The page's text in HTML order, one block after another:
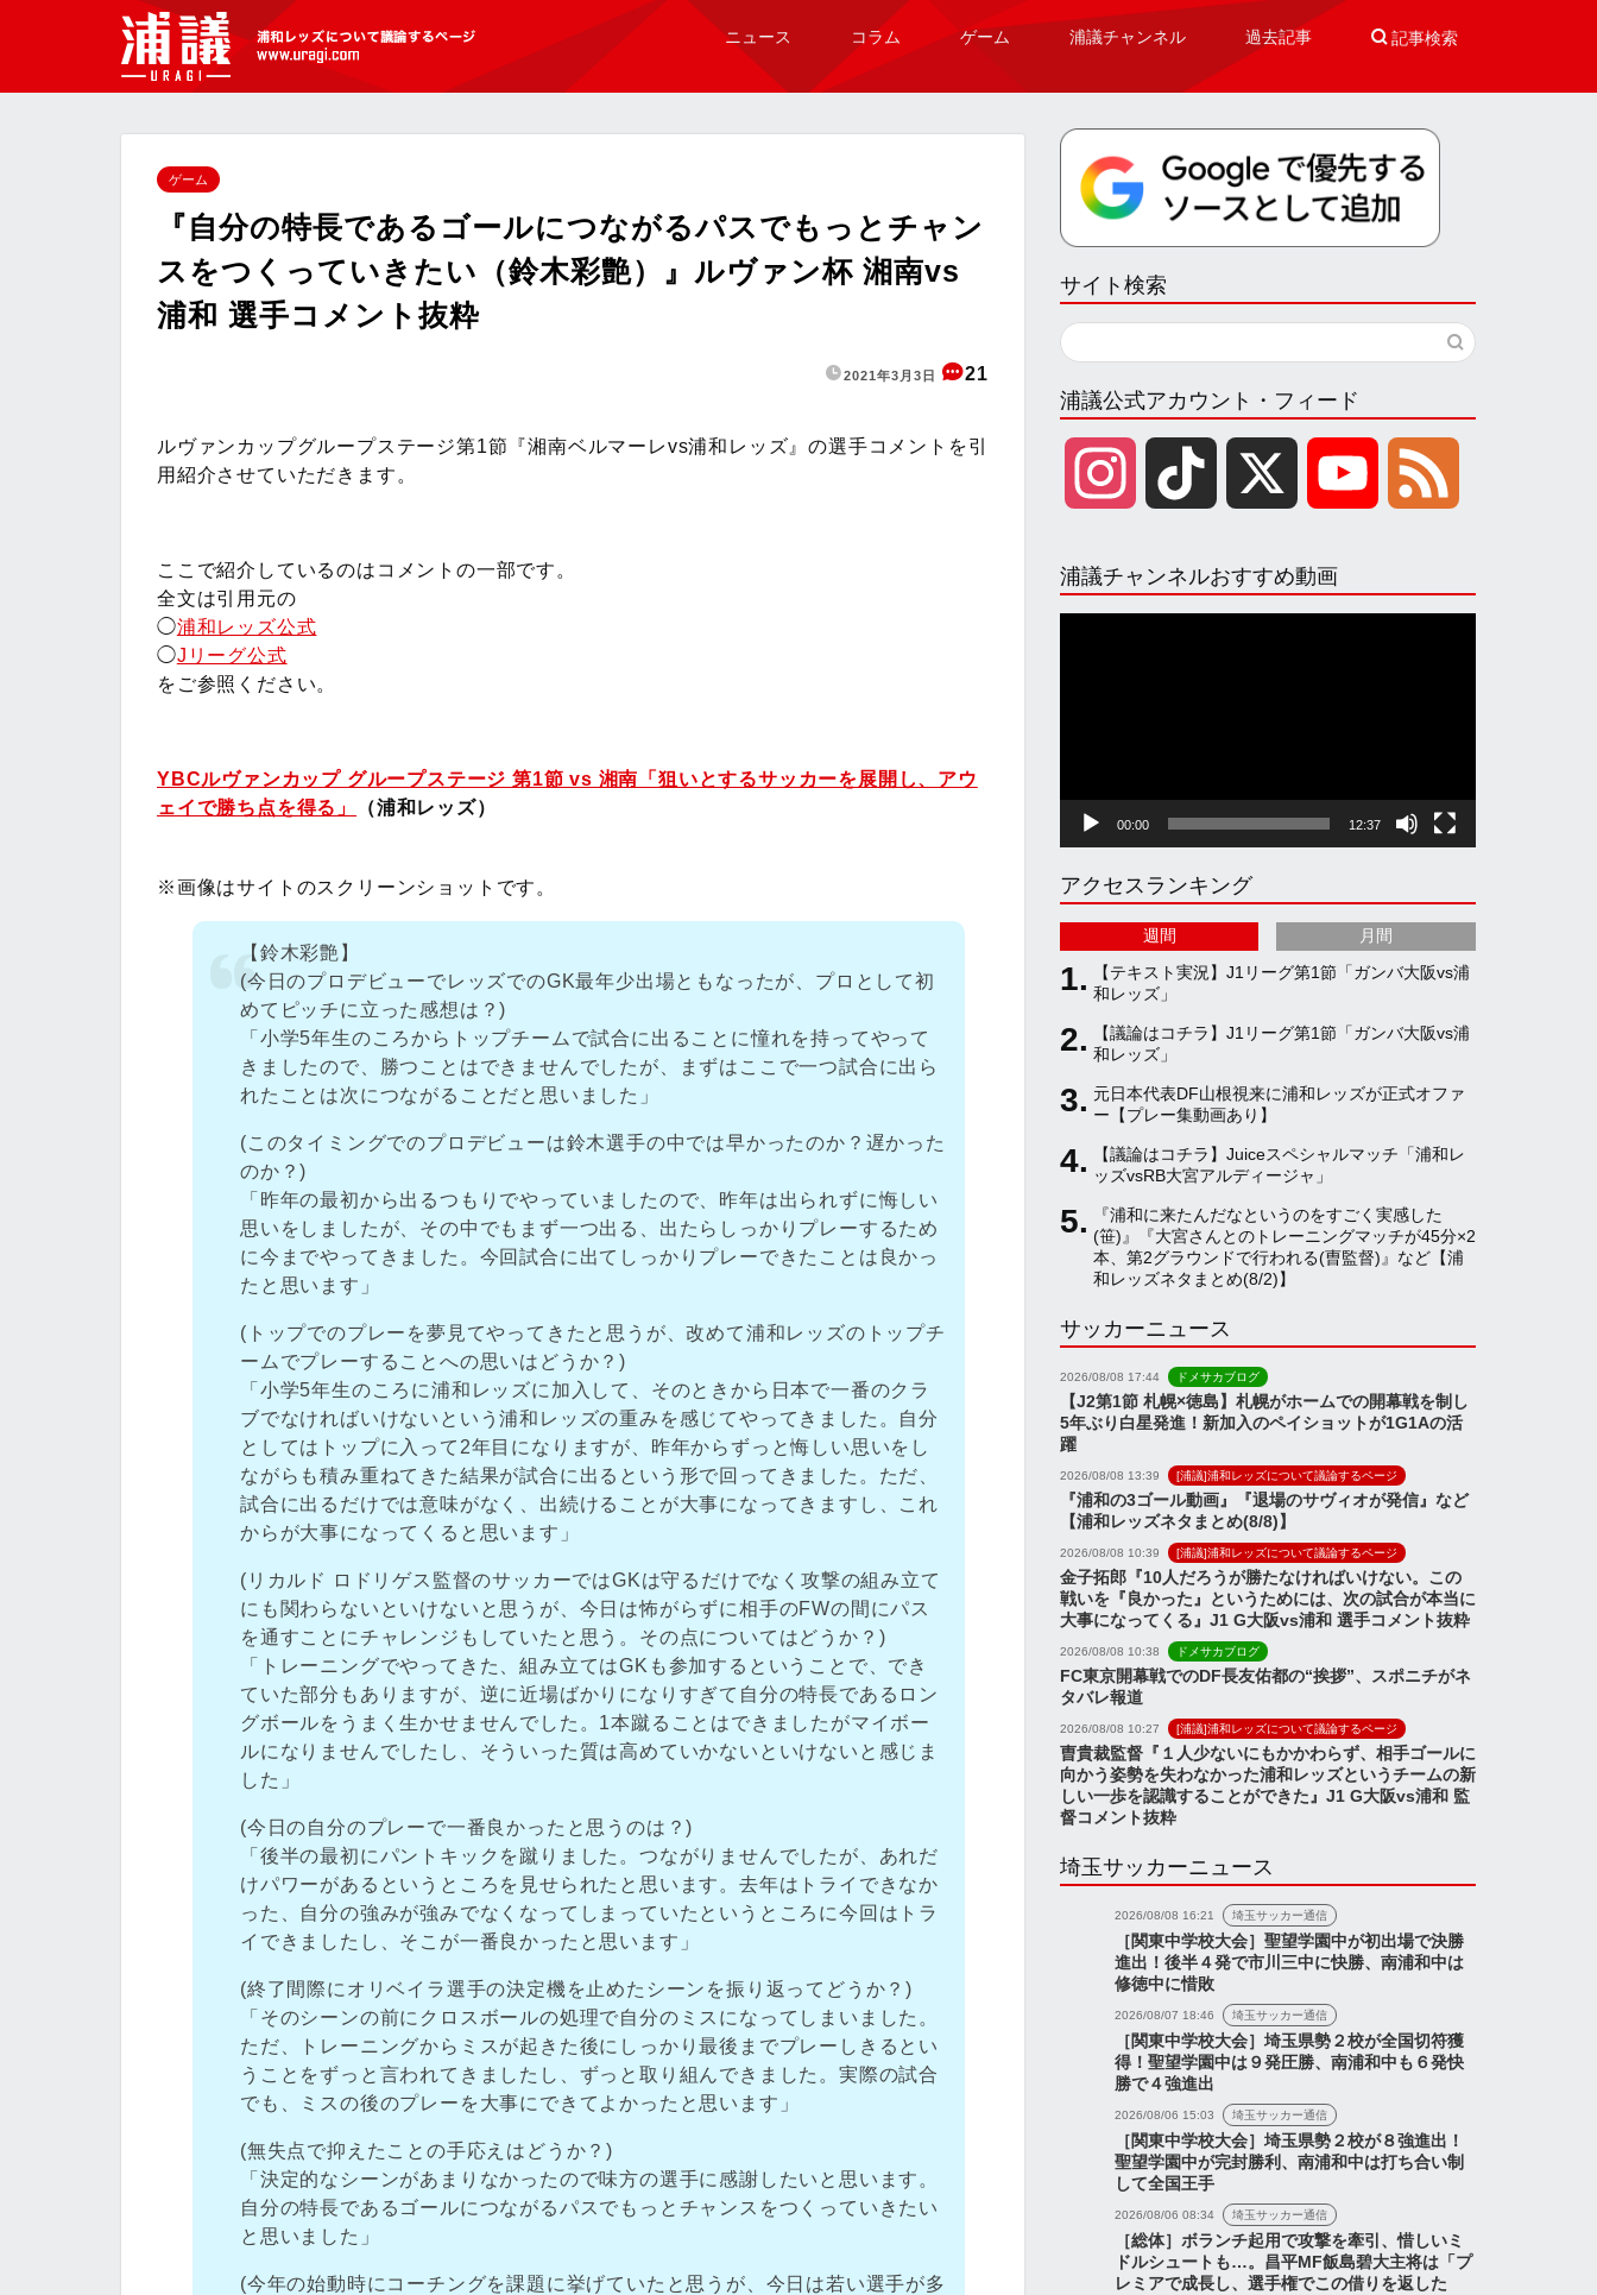
[浦議]浦和レッズについて議論するペ
ニュース コラム ゲーム 浦議チャンネル 過去記事  記事検索
ゲーム
『自分の特長であるゴールにつながるパスでもっとチャン
スをつくっていきたい（鈴木彩艶）』ルヴァン杯 湘南vs
浦和 選手コメント抜粋
2021年3月3日 21
ルヴァンカップグループステージ第1節『湘南ベルマーレvs浦和レッズ』の選手コメントを引
用紹介させていただきます。
ここで紹介しているのはコメントの一部です。
全文は引用元の
◯浦和レッズ公式
◯Jリーグ公式
をご参照ください。
YBCルヴァンカップ グループステージ 第1節 vs 湘南「狙いとするサッカーを展開し、アウ
ェイで勝ち点を得る」
（浦和レッズ）
※画像はサイトのスクリーンショットです。
【鈴木彩艶】
(今日のプロデビューでレッズでのGK最年少出場ともなったが、プロとして初
めてピッチに立った感想は？)
「小学5年生のころからトップチームで試合に出ることに憧れを持ってやって
きましたので、勝つことはできませんでしたが、まずはここで一つ試合に出ら
れたことは次につながることだと思いました」
(このタイミングでのプロデビューは鈴木選手の中では早かったのか？遅かった
のか？)
「昨年の最初から出るつもりでやっていましたので、昨年は出られずに悔しい
思いをしましたが、その中でもまず一つ出る、出たらしっかりプレーするため
に今までやってきました。今回試合に出てしっかりプレーできたことは良かっ
たと思います」
(トップでのプレーを夢見てやってきたと思うが、改めて浦和レッズのトップチ
ームでプレーすることへの思いはどうか？)
「小学5年生のころに浦和レッズに加入して、そのときから日本で一番のクラ
ブでなければいけないという浦和レッズの重みを感じてやってきました。自分
としてはトップに入って2年目になりますが、昨年からずっと悔しい思いをし
ながらも積み重ねてきた結果が試合に出るという形で回ってきました。ただ、
試合に出るだけでは意味がなく、出続けることが大事になってきますし、これ
からが大事になってくると思います」
(リカルド ロドリゲス監督のサッカーではGKは守るだけでなく攻撃の組み立て
にも関わらないといけないと思うが、今日は怖がらずに相手のFWの間にパス
を通すことにチャレンジもしていたと思う。その点についてはどうか？)
「トレーニングでやってきた、組み立てはGKも参加するということで、でき
ていた部分もありますが、逆に近場ばかりになりすぎて自分の特長であるロン
グボールをうまく生かせませんでした。1本蹴ることはできましたがマイボー
ルになりませんでしたし、そういった質は高めていかないといけないと感じま
した」
(今日の自分のプレーで一番良かったと思うのは？)
「後半の最初にパントキックを蹴りました。つながりませんでしたが、あれだ
けパワーがあるというところを見せられたと思います。去年はトライできなか
った、自分の強みが強みでなくなってしまっていたというところに今回はトラ
イできましたし、そこが一番良かったと思います」
(終了間際にオリベイラ選手の決定機を止めたシーンを振り返ってどうか？)
「そのシーンの前にクロスボールの処理で自分のミスになってしまいました。
ただ、トレーニングからミスが起きた後にしっかり最後までプレーしきるとい
うことをずっと言われてきましたし、ずっと取り組んできました。実際の試合
でも、ミスの後のプレーを大事にできてよかったと思います」
(無失点で抑えたことの手応えはどうか？)
「決定的なシーンがあまりなかったので味方の選手に感謝したいと思います。
自分の特長であるゴールにつながるパスでもっとチャンスをつくっていきたい
と思いました」
(今年の始動時にコーチングを課題に挙げていたと思うが、今日は若い選手が多
サイト検索
浦議公式アカウント・フィード
s
g
r
a
m
k
k
u
b
e
C
h
n
l
e
浦議チャンネルおすすめ動画
00:00 12:37
アクセスランキング
週間 月間
【テキスト実況】J1リーグ第1節「ガンバ大阪vs浦
和レッズ」
【議論はコチラ】J1リーグ第1節「ガンバ大阪vs浦
和レッズ」
元日本代表DF山根視来に浦和レッズが正式オファ
ー【プレー集動画あり】
【議論はコチラ】Juiceスペシャルマッチ「浦和レ
ッズvsRB大宮アルディージャ」
『浦和に来たんだなというのをすごく実感した
(笹)』『大宮さんとのトレーニングマッチが45分×2
本、第2グラウンドで行われる(曺監督)』など【浦
和レッズネタまとめ(8/2)】
サッカーニュース
2026/08/08 17:44 ドメサカブログ
【J2第1節 札幌×徳島】札幌がホームでの開幕戦を制し
5年ぶり白星発進！新加入のペイショットが1G1Aの活
躍
2026/08/08 13:39 [浦議]浦和レッズについて議論するページ
『浦和の3ゴール動画』『退場のサヴィオが発信』など
【浦和レッズネタまとめ(8/8)】
2026/08/08 10:39 [浦議]浦和レッズについて議論するページ
金子拓郎『10人だろうが勝たなければいけない。この
戦いを『良かった』というためには、次の試合が本当に
大事になってくる』J1 G大阪vs浦和 選手コメント抜粋
2026/08/08 10:38 ドメサカブログ
FC東京開幕戦でのDF長友佑都の“挨拶”、スポニチがネ
タバレ報道
2026/08/08 10:27 [浦議]浦和レッズについて議論するページ
曺貴裁監督『１人少ないにもかかわらず、相手ゴールに
向かう姿勢を失わなかった浦和レッズというチームの新
しい一歩を認識することができた』J1 G大阪vs浦和 監
督コメント抜粋
埼玉サッカーニュース
2026/08/08 16:21 埼玉サッカー通信
［関東中学校大会］聖望学園中が初出場で決勝
進出！後半４発で市川三中に快勝、南浦和中は
修徳中に惜敗
2026/08/07 18:46 埼玉サッカー通信
［関東中学校大会］埼玉県勢２校が全国切符獲
得！聖望学園中は９発圧勝、南浦和中も６発快
勝で４強進出
2026/08/06 15:03 埼玉サッカー通信
［関東中学校大会］埼玉県勢２校が８強進出！
聖望学園中が完封勝利、南浦和中は打ち合い制
して全国王手
2026/08/06 08:34 埼玉サッカー通信
［総体］ボランチ起用で攻撃を牽引、惜しいミ
ドルシュートも…。昌平MF飯島碧大主将は「プ
レミアで成長し、選手権でこの借りを返した